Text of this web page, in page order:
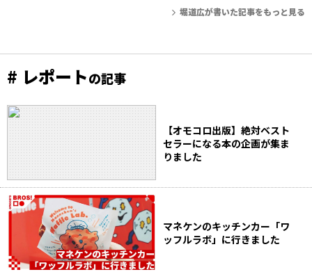
堀道広が書いた記事をもっと見る
# レポートの記事
【オモコロ出版】絶対ベスト
セラーになる本の企画が集ま
りました
マネケンのキッチンカー「ワ
ッフルラボ」に行きました